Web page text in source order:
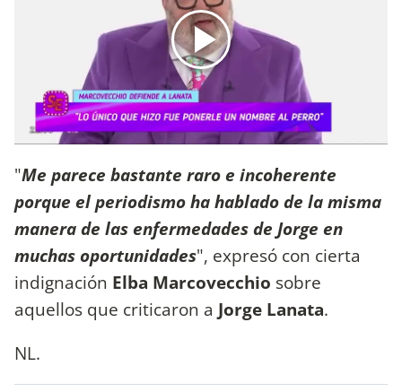
"Me parece bastante raro e incoherente
porque el periodismo ha hablado de la misma
manera de las enfermedades de Jorge en
muchas oportunidades", expresó con cierta
indignación Elba Marcovecchio sobre
aquellos que criticaron a Jorge Lanata.
NL.